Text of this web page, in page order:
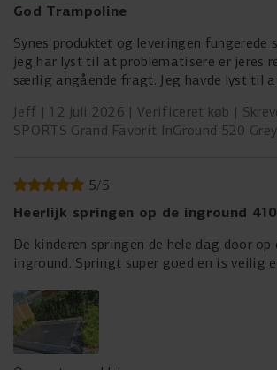
God Trampoline
Synes produktet og leveringen fungerede
jeg har lyst til at problematisere er jeres
særlig angående fragt. Jeg havde lyst til
jeg selv måtte stå for fragt af den over
trampolin tilbage til Holland ga jeg op.
Jeg er indforstået med at jeg skal betale
men Berg kunne sagtens hjælpe kunderne
leverandør at gøre det efter min mening.
at fremstå som en bevidst forhindrings
Jeff 12 juli 2026 Verificeret køb
SPORTS Grand Favorit InGround 520 Grey
5/5
Heerlijk springen op de inground
De kinderen springen de hele dag door op de berg
inground. Springt super goed en is veilig